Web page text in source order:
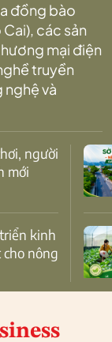
đồng bào
các sản
mại điện
truyền
và
mới
nông